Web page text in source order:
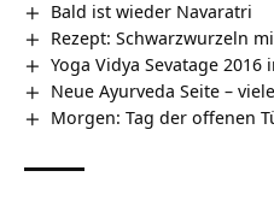
Bald ist wieder Navaratri
Rezept: Schwarzwurzeln
Yoga Vidya Sevatage
Neue Ayurveda Seite –
Morgen: Tag der offenen